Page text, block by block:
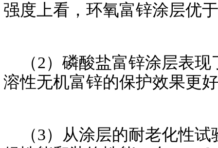
强度上看，环氧富锌涂层优
（2）磷酸盐富锌涂层表现
溶性无机富锌的保护效果更
（3）从涂层的耐老化性试